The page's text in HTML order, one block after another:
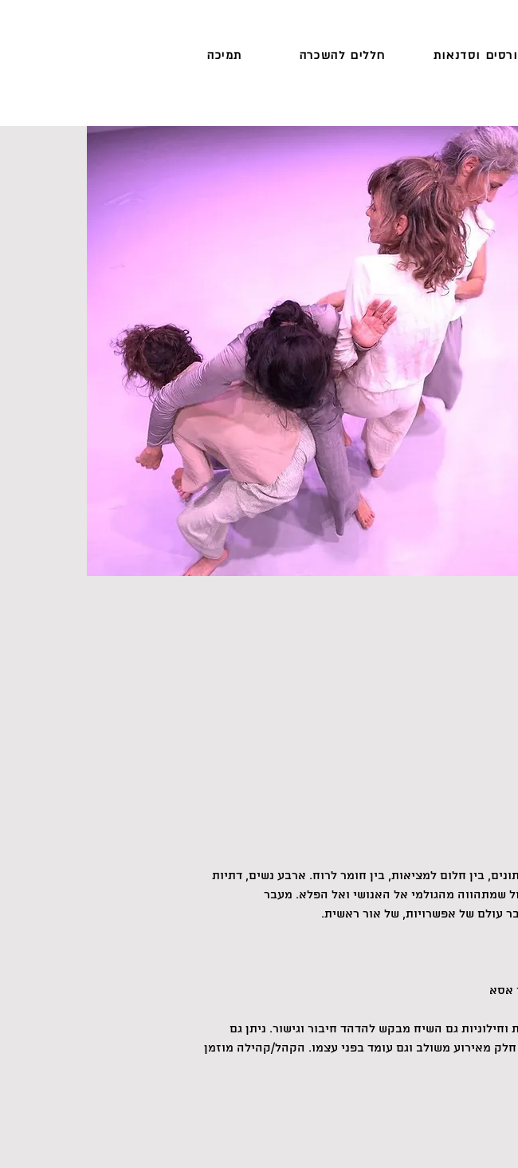
תמיכה חללים להשכרה וסדנאות
בין חלום למציאות, בין חומר לרוח. ארבע נשים, דתיות
שמתהווה מהגולמי אל האנושי ואל הפלא. מעבר
עולם של אפשרויות, של אור ראשית.
אסא
גם השיח מבקש להדהד חיבור וגישור. ניתן גם
מאירוע משולב וגם עומד בפני עצמו. הקהל/קהילה מוזמן